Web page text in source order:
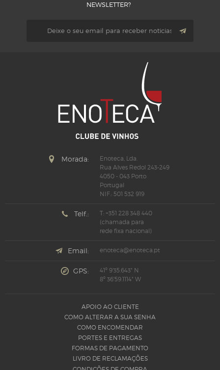
NEWSLETTER?
Morada:
Enoteca, Lda.
Rua Alves Redol 243-249
4050 - 043 Porto
Portugal
NIF.: 501 532 919
Telf.:
T: +351 228 348 440
(chamada para
rede fixa nacional)
Email: enoteca@enoteca.pt
GPS:
41º 9'35.643" N
8º 36'59.1114" W
APOIO AO CLIENTE
COMO ALTERAR A SUA SENHA
COMO ENCOMENDAR
PORTES E ENTREGAS
FORMAS DE PAGAMENTO
LIVRO DE RECLAMAÇÕES